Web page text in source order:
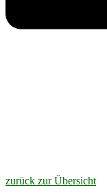
zurück zur Übersicht